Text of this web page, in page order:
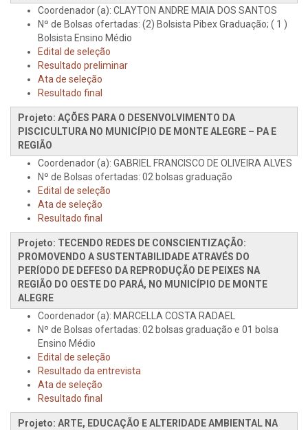
Coordenador (a): CLAYTON ANDRE MAIA DOS SANTOS
Nº de Bolsas ofertadas: (2) Bolsista Pibex Graduação; ( 1 )
Bolsista Ensino Médio
Edital de seleção
Resultado preliminar
Ata de seleção
Resultado final
Projeto: AÇÕES PARA O DESENVOLVIMENTO DA
PISCICULTURA NO MUNICÍPIO DE MONTE ALEGRE – PA E
REGIÃO
Coordenador (a): GABRIEL FRANCISCO DE OLIVEIRA ALVES
Nº de Bolsas ofertadas: 02 bolsas graduação
Edital de seleção
Ata de seleção
Resultado final
Projeto: TECENDO REDES DE CONSCIENTIZAÇÃO:
PROMOVENDO A SUSTENTABILIDADE ATRAVÉS DO
PERÍODO DE DEFESO DA REPRODUÇÃO DE PEIXES NA
REGIÃO DO OESTE DO PARÁ, NO MUNICÍPIO DE MONTE
ALEGRE
Coordenador (a): MARCELLA COSTA RADAEL
Nº de Bolsas ofertadas: 02 bolsas graduação e 01 bolsa
Ensino Médio
Edital de seleção
Resultado da entrevista
Ata de seleção
Resultado final
Projeto: ARTE, EDUCAÇÃO E ALTERIDADE AMBIENTAL NA